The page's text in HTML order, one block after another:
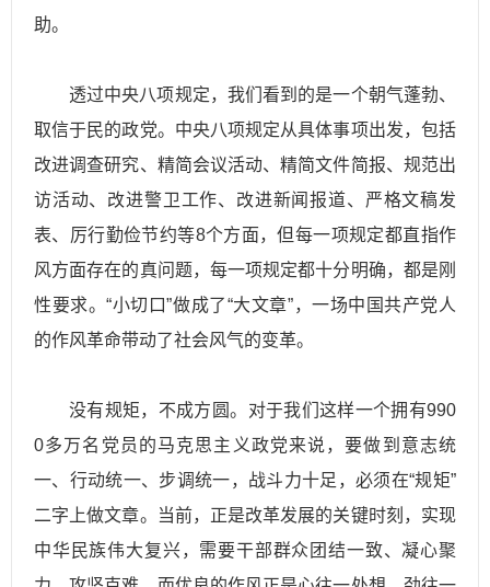
助。
透过中央八项规定，我们看到的是一个朝气蓬勃、
取信于民的政党。中央八项规定从具体事项出发，包括
改进调查研究、精简会议活动、精简文件简报、规范出
访活动、改进警卫工作、改进新闻报道、严格文稿发
表、厉行勤俭节约等8个方面，但每一项规定都直指作
风方面存在的真问题，每一项规定都十分明确，都是刚
性要求。“小切口”做成了“大文章”，一场中国共产党人
的作风革命带动了社会风气的变革。
没有规矩，不成方圆。对于我们这样一个拥有990
0多万名党员的马克思主义政党来说，要做到意志统
一、行动统一、步调统一，战斗力十足，必须在“规矩”
二字上做文章。当前，正是改革发展的关键时刻，实现
中华民族伟大复兴，需要干部群众团结一致、凝心聚